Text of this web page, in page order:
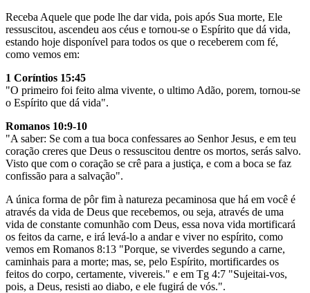
Receba Aquele que pode lhe dar vida, pois após Sua morte, Ele
ressuscitou, ascendeu aos céus e tornou-se o Espírito que dá vida,
estando hoje disponível para todos os que o receberem com fé,
como vemos em:
1 Coríntios 15:45
"O primeiro foi feito alma vivente, o ultimo Adão, porem, tornou-se
o Espírito que dá vida".
Romanos 10:9-10
"A saber: Se com a tua boca confessares ao Senhor Jesus, e em teu
coração creres que Deus o ressuscitou dentre os mortos, serás salvo.
Visto que com o coração se crê para a justiça, e com a boca se faz
confissão para a salvação".
A única forma de pôr fim à natureza pecaminosa que há em você é
através da vida de Deus que recebemos, ou seja, através de uma
vida de constante comunhão com Deus, essa nova vida mortificará
os feitos da carne, e irá levá-lo a andar e viver no espírito, como
vemos em Romanos 8:13 "Porque, se viverdes segundo a carne,
caminhais para a morte; mas, se, pelo Espírito, mortificardes os
feitos do corpo, certamente, vivereis." e em Tg 4:7 "Sujeitai-vos,
pois, a Deus, resisti ao diabo, e ele fugirá de vós.".